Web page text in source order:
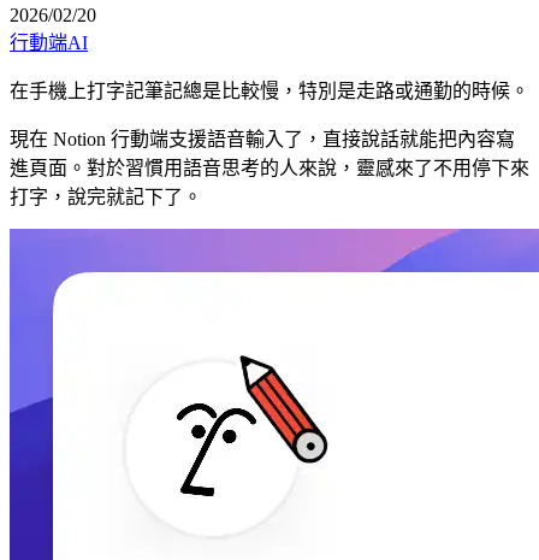
2026/02/20
行動端AI
在手機上打字記筆記總是比較慢，特別是走路或通勤的時候。
現在 Notion 行動端支援語音輸入了，直接說話就能把內容寫
進頁面。對於習慣用語音思考的人來說，靈感來了不用停下來
打字，說完就記下了。